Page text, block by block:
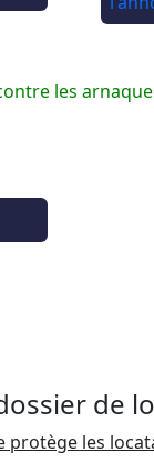
les
de
les